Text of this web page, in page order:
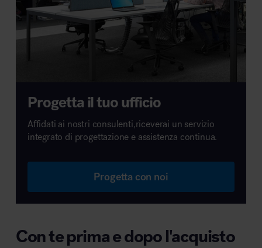
Progetta il tuo ufficio
Affidati ai nostri consulenti,riceverai un servizio
integrato di progettazione e assistenza continua.
Progetta con noi
Con te prima e dopo l'acquisto